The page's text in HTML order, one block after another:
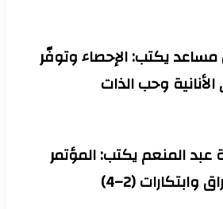
يكتب: الإحصاء وتوفّر
وحب الذات
المنعم يكتب: المؤتمر
(2–4)